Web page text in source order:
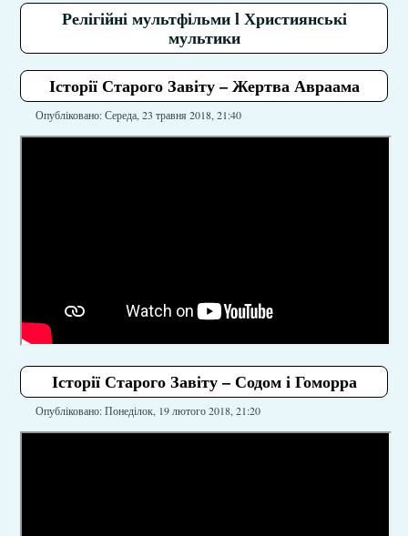
Релігійні мультфільми l Християнські
мультики
Історії Старого Завіту – Жертва Авраама
Опубліковано: Середа, 23 травня 2018, 21:40
Історії Старого Завіту – Содом і Гоморра
Опубліковано: Понеділок, 19 лютого 2018, 21:20